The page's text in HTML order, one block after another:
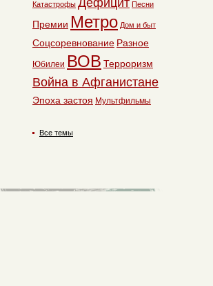
Катастрофы Дефицит Песни
Премии Метро Дом и быт
Соцсоревнование Разное
Юбилеи ВОВ Терроризм
Война в Афганистане
Эпоха застоя Мультфильмы
Все темы